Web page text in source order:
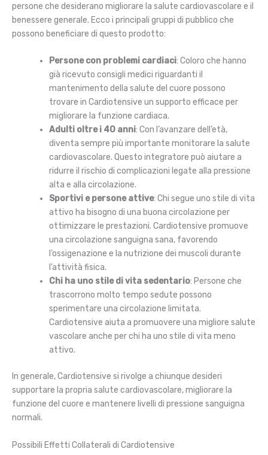
persone che desiderano migliorare la salute cardiovascolare e il
benessere generale. Ecco i principali gruppi di pubblico che
possono beneficiare di questo prodotto:
Persone con problemi cardiaci: Coloro che hanno
già ricevuto consigli medici riguardanti il
mantenimento della salute del cuore possono
trovare in Cardiotensive un supporto efficace per
migliorare la funzione cardiaca.
Adulti oltre i 40 anni: Con l’avanzare dell’età,
diventa sempre più importante monitorare la salute
cardiovascolare. Questo integratore può aiutare a
ridurre il rischio di complicazioni legate alla pressione
alta e alla circolazione.
Sportivi e persone attive: Chi segue uno stile di vita
attivo ha bisogno di una buona circolazione per
ottimizzare le prestazioni. Cardiotensive promuove
una circolazione sanguigna sana, favorendo
l’ossigenazione e la nutrizione dei muscoli durante
l’attività fisica.
Chi ha uno stile di vita sedentario: Persone che
trascorrono molto tempo sedute possono
sperimentare una circolazione limitata.
Cardiotensive aiuta a promuovere una migliore salute
vascolare anche per chi ha uno stile di vita meno
attivo.
In generale, Cardiotensive si rivolge a chiunque desideri
supportare la propria salute cardiovascolare, migliorare la
funzione del cuore e mantenere livelli di pressione sanguigna
normali.
Possibili Effetti Collaterali di Cardiotensive